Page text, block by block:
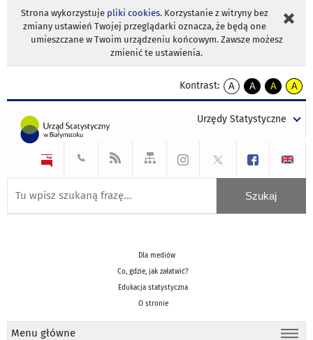
Strona wykorzystuje pliki cookies. Korzystanie z witryny bez
zmiany ustawień Twojej przeglądarki oznacza, że będą one
umieszczane w Twoim urządzeniu końcowym. Zawsze możesz
zmienić te ustawienia.
Kontrast:
A
kontrast
A
kontrast
tekst
czarnym
A
kontrast
tekst
czarnym
A
tekst
żółtym
Urzędy Statystyczne
Dla mediów
Co, gdzie, jak załatwić?
Edukacja statystyczna
O stronie
Menu główne